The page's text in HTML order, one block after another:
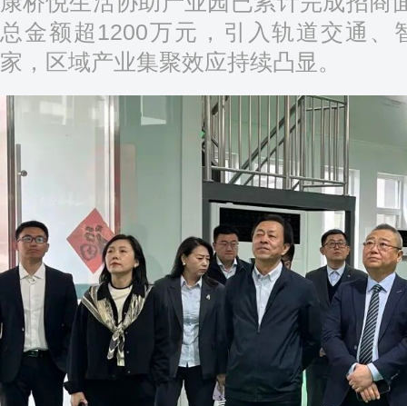
总金额超1200万元，引入轨道交通、
家，区域产业集聚效应持续凸显。